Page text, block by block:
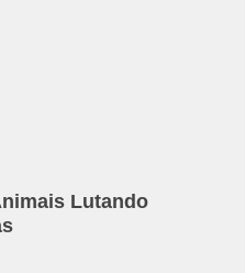
Lutando